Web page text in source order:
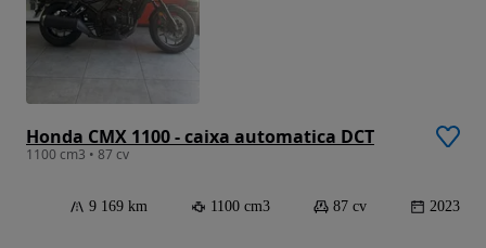
Honda CMX 1100 - caixa automatica DCT
1100 cm3 • 87 cv
9 169 km 1100 cm3 87 cv 2023